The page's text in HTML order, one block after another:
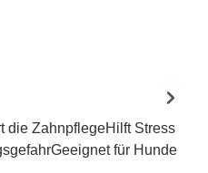
die ZahnpflegeHilft Stress
für Hunde